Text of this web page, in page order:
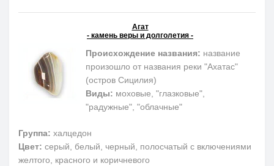
Агат
- камень веры и долголетия -
Происхождение названия: название
произошло от названия реки "Ахатас"
(остров Сицилия)
Виды: моховые, "глазковые",
"радужные", "облачные"
Группа: халцедон
Цвет: серый, белый, черный, полосчатый с включениями
желтого, красного и коричневого